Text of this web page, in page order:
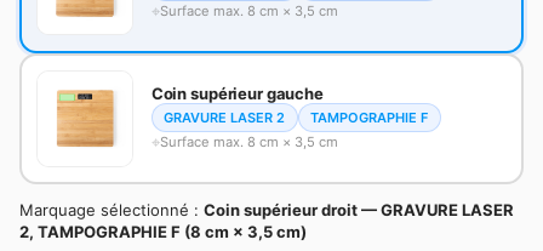
Surface max. 8 cm × 3,5 cm
Coin supérieur gauche
GRAVURE LASER 2
TAMPOGRAPHIE F
Surface max. 8 cm × 3,5 cm
Marquage sélectionné : Coin supérieur droit — GRAVURE LASER
2, TAMPOGRAPHIE F (8 cm × 3,5 cm)